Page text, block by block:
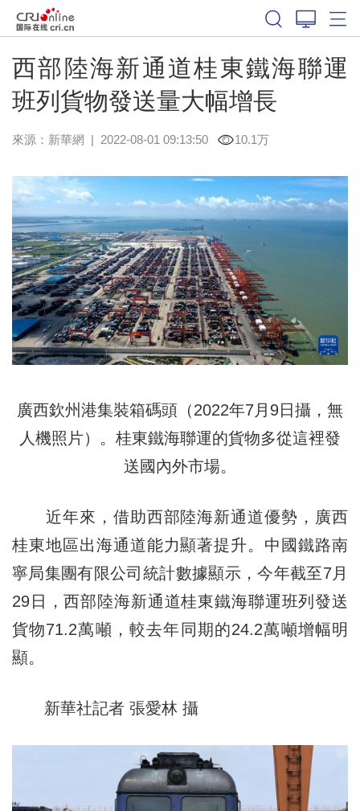
西部陸海新通道桂東鐵海聯運
班列貨物發送量大幅增長
來源： 新華網 | 2022-08-01 09:13:50 10.1万
廣西欽州港集裝箱碼頭（2022年7月9日攝，無
人機照片）。桂東鐵海聯運的貨物多從這裡發
送國內外市場。
近年來，借助西部陸海新通道優勢，廣西
桂東地區出海通道能力顯著提升。中國鐵路南
寧局集團有限公司統計數據顯示，今年截至7月
29日，西部陸海新通道桂東鐵海聯運班列發送
貨物71.2萬噸，較去年同期的24.2萬噸增幅明
顯。
新華社記者 張愛林 攝